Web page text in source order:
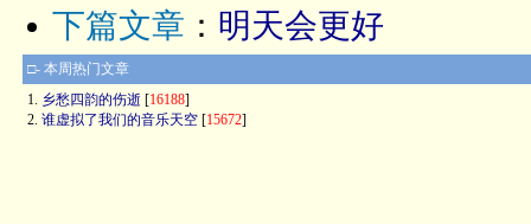
下篇文章 ： 明天会更好
□- 本周热门文章
1. 乡愁四韵的伤逝 [16188]
2. 谁虚拟了我们的音乐天空 [15672]